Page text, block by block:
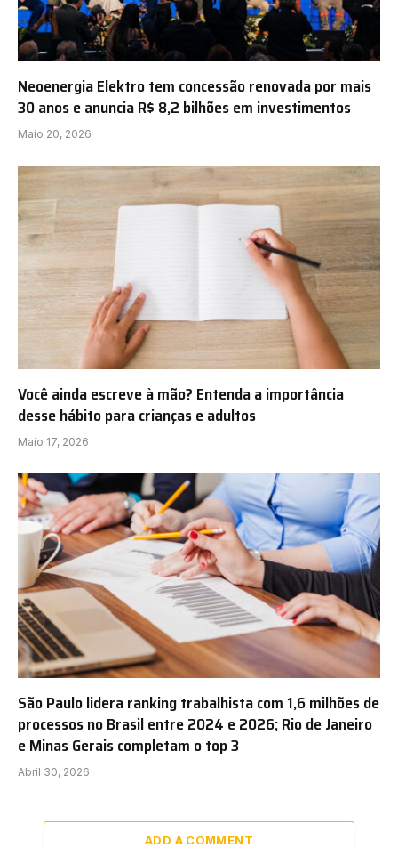
Neoenergia Elektro tem concessão renovada por mais
30 anos e anuncia R$ 8,2 bilhões em investimentos
Maio 20, 2026
Você ainda escreve à mão? Entenda a importância
desse hábito para crianças e adultos
Maio 17, 2026
São Paulo lidera ranking trabalhista com 1,6 milhões de
processos no Brasil entre 2024 e 2026; Rio de Janeiro
e Minas Gerais completam o top 3
Abril 30, 2026
ADD A COMMENT